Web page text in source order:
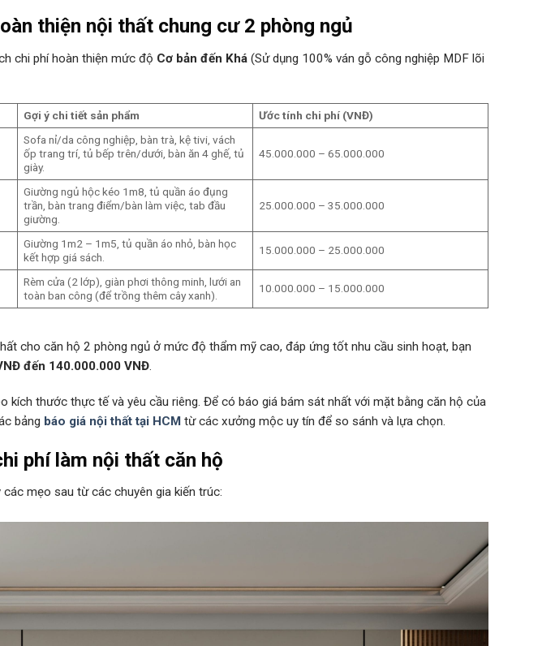
thiện nội thất chung cư 2 phòng ngủ
chi phí hoàn thiện mức độ Cơ bản đến Khá (Sử dụng 100% ván gỗ công nghiệp MDF lõi
Gợi ý chi tiết sản phẩm Ước tính chi phí (VNĐ)
Sofa nỉ/da công nghiệp, bàn trà, kệ tivi, vách
ốp trang trí, tủ bếp trên/dưới, bàn ăn 4 ghế, tủ
giày.
45.000.000 – 65.000.000
Giường ngủ hộc kéo 1m8, tủ quần áo đụng
trần, bàn trang điểm/bàn làm việc, tab đầu
giường.
25.000.000 – 35.000.000
Giường 1m2 – 1m5, tủ quần áo nhỏ, bàn học
kết hợp giá sách.
15.000.000 – 25.000.000
Rèm cửa (2 lớp), giàn phơi thông minh, lưới an
toàn ban công (để trồng thêm cây xanh).
10.000.000 – 15.000.000
cho căn hộ 2 phòng ngủ ở mức độ thẩm mỹ cao, đáp ứng tốt nhu cầu sinh hoạt, bạn
đến 140.000.000 VNĐ.
kích thước thực tế và yêu cầu riêng. Để có báo giá bám sát nhất với mặt bằng căn hộ của
bảng báo giá nội thất tại HCM từ các xưởng mộc uy tín để so sánh và lựa chọn.
phí làm nội thất căn hộ
mẹo sau từ các chuyên gia kiến trúc: